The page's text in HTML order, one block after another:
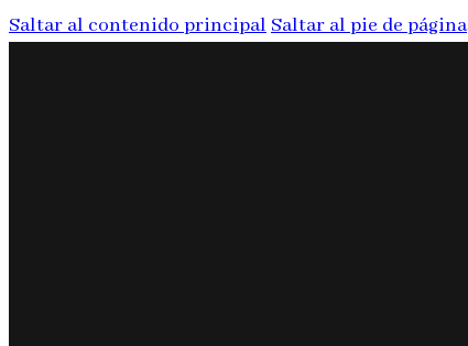
Saltar al contenido principal Saltar al pie de página